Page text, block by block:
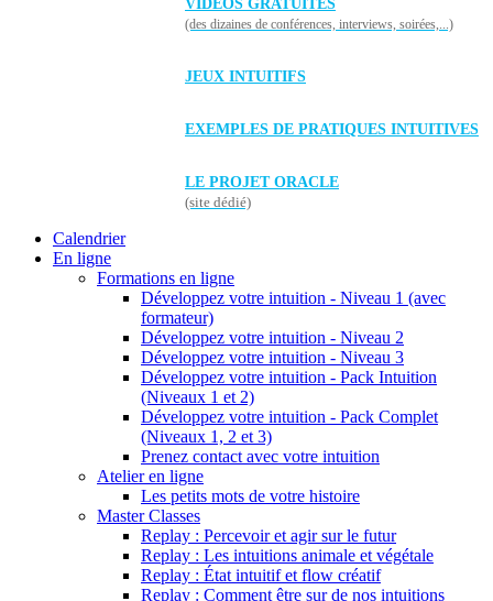
VIDÉOS GRATUITES
(des dizaines de conférences, interviews, soirées,...)
JEUX INTUITIFS
EXEMPLES DE PRATIQUES INTUITIVES
LE PROJET ORACLE
(site dédié)
Calendrier
En ligne
Formations en ligne
Développez votre intuition - Niveau 1 (avec
formateur)
Développez votre intuition - Niveau 2
Développez votre intuition - Niveau 3
Développez votre intuition - Pack Intuition
(Niveaux 1 et 2)
Développez votre intuition - Pack Complet
(Niveaux 1, 2 et 3)
Prenez contact avec votre intuition
Atelier en ligne
Les petits mots de votre histoire
Master Classes
Replay : Percevoir et agir sur le futur
Replay : Les intuitions animale et végétale
Replay : État intuitif et flow créatif
Replay : Comment être sur de nos intuitions